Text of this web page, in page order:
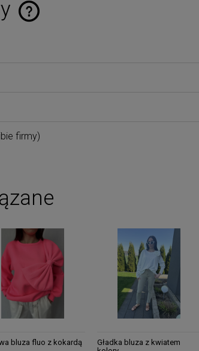
firmy)
bluza fluo z kokardą
Gładka bluza z kwiatem